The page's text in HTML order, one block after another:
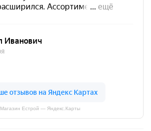
Магазин Естрой — Яндекс.Карты